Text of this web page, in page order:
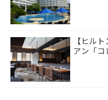
【ヒル
アン「コ